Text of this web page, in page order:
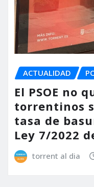
ACTUALIDAD
El PSOE no
torrentinos
tasa de
Ley 7/2022
torrent al dia